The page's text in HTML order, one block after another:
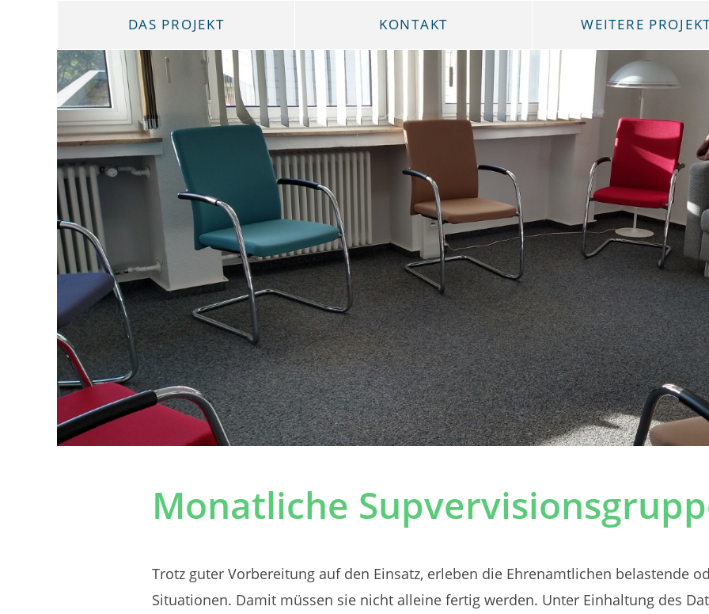
DAS PROJEKT KONTAKT WEITERE
Monatliche
Trotz guter Vorbereitung auf den Einsatz, erleben die Ehrenamtlichen belastende
Situationen. Damit müssen sie nicht alleine fertig werden. Unter Einhaltung des